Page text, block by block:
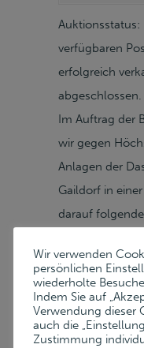
verfügbaren
erfolgreich
Im Auftrag der
wir gegen
Anlagen der
Gaildorf in
darauf
Nach
In der
Google Maps »
Verkauft 1
Wir verwenden
persönlichen
wiederholte
Indem Sie auf
Verwendung dieser
auch die
Zustimmung